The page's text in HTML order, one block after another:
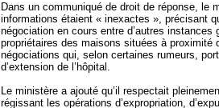
Dans un communiqué de droit de réponse, le
informations étaient « inexactes », précisant
négociation en cours entre d’autres instances
propriétaires des maisons situées à proximité
négociations qui, selon certaines rumeurs,
d’extension de l’hôpital.
Le ministère a ajouté qu’il respectait
régissant les opérations d’expropriation,